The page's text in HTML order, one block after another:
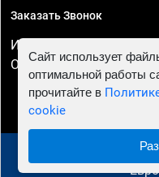
Заказать Звонок
ИП Смирнов Георгий
ОГРНИП
© 2010 - 2026 Чип
Сайт использует
оптимальной работы
прочитайте в
cookie